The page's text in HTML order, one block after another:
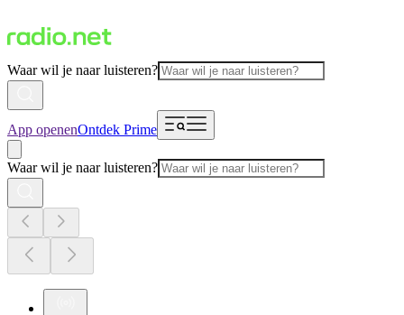
Waar wil je naar luisteren?
App openenOntdek Prime
Waar wil je naar luisteren?